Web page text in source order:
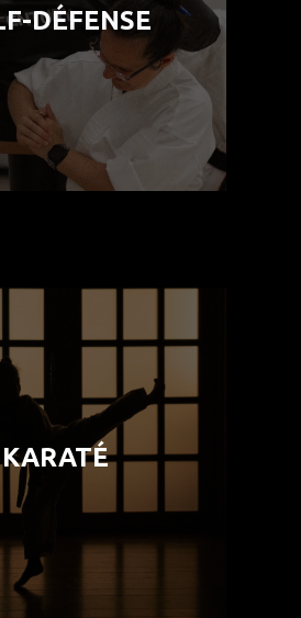
DÉFENSE
Femmes et Adolescentes
En savoir plus
KARATÉ
Karaté
Adolescentes et Enfants (de
7 à 12 ans)
En savoir plus